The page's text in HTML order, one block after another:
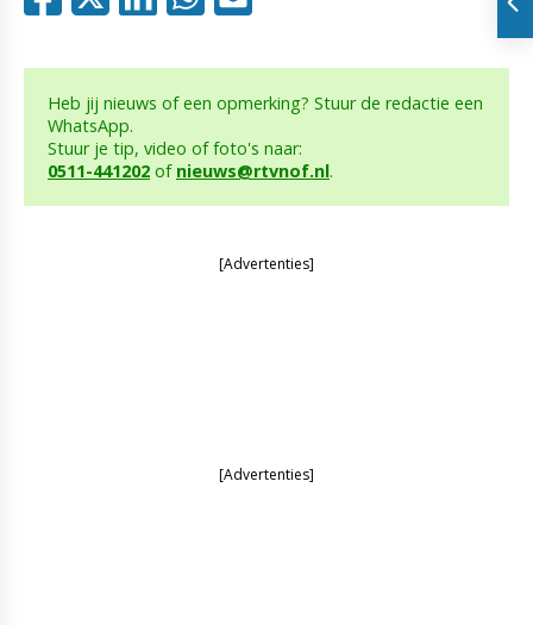
Heb jij nieuws of een opmerking? Stuur de redactie een
WhatsApp.
Stuur je tip, video of foto's naar:
0511-441202 of nieuws@rtvnof.nl.
[Advertenties]
[Advertenties]